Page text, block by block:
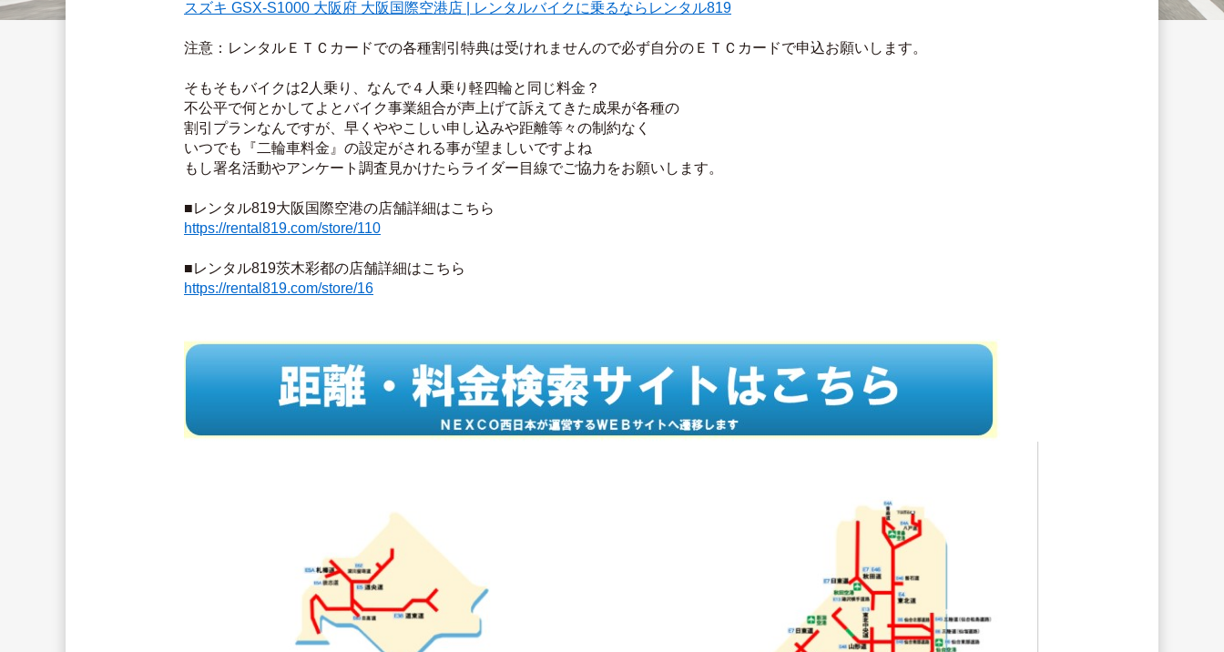
スズキ GSX-S1000 大阪府 大阪国際空港店 | レンタルバイクに乗るならレンタル819
注意：レンタルＥＴＣカードでの各種割引特典は受けれませんので必ず自分のＥＴＣカードで申込お願いします。
そもそもバイクは2人乗り、なんで４人乗り軽四輪と同じ料金？
不公平で何とかしてよとバイク事業組合が声上げて訴えてきた成果が各種の
割引プランなんですが、早くややこしい申し込みや距離等々の制約なく
いつでも『二輪車料金』の設定がされる事が望ましいですよね
もし署名活動やアンケート調査見かけたらライダー目線でご協力をお願いします。
■レンタル819大阪国際空港の店舗詳細はこちら
https://rental819.com/store/110
■レンタル819茨木彩都の店舗詳細はこちら
https://rental819.com/store/16